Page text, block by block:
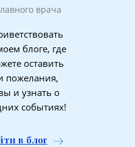
врача
блоге, где
оставить
пожелания,
и узнать о
событиях!
в блог